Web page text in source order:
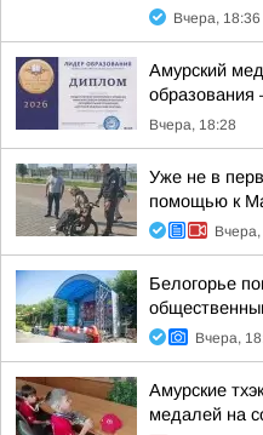
Вчера, 18:36
Амурский
Вчера, 18:28
Уже не в
помощью к
Белогорье
Вчера,
Амурские
медалей на